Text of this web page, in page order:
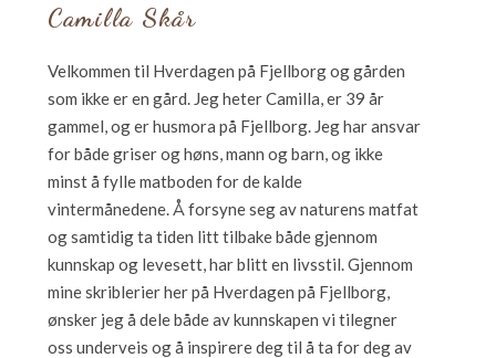
Camilla Skår
Velkommen til Hverdagen på Fjellborg og gården
som ikke er en gård. Jeg heter Camilla, er 39 år
gammel, og er husmora på Fjellborg. Jeg har ansvar
for både griser og høns, mann og barn, og ikke
minst å fylle matboden for de kalde
vintermånedene. Å forsyne seg av naturens matfat
og samtidig ta tiden litt tilbake både gjennom
kunnskap og levesett, har blitt en livsstil. Gjennom
mine skriblerier her på Hverdagen på Fjellborg,
ønsker jeg å dele både av kunnskapen vi tilegner
oss underveis og å inspirere deg til å ta for deg av